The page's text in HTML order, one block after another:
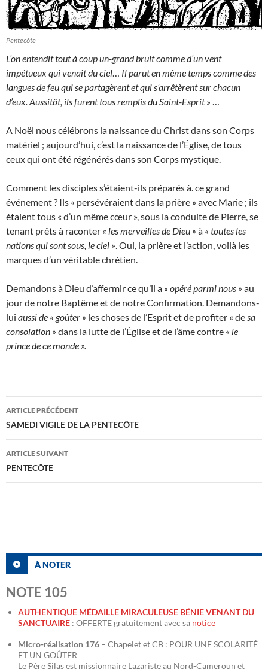
Pentecôte
L’on entendit tout à coup un-grand bruit comme d’un vent
impétueux qui venait du ciel… Il parut en même temps comme des
langues de feu qui se partagèrent et qui s’arrêtèrent sur chacun
d’eux. Aussitôt, ils furent tous remplis du Saint-Esprit » …
A Noël nous célébrons la naissance du Christ dans son Corps
matériel ; aujourd’hui, c’est la naissance de l’Église, de tous
ceux qui ont été régénérés dans son Corps mystique.
Comment les disciples s’étaient-ils préparés à. ce grand
événement ? Ils « persévéraient dans la prière » avec Marie ; ils
étaient tous « d’un même cœur », sous la conduite de Pierre, se
tenant prêts à raconter « les merveilles de Dieu » à « toutes les
nations qui sont sous, le ciel ». Oui, la prière et l’action, voilà les
marques d’un véritable chrétien.
Demandons à Dieu d’affermir ce qu’il a « opéré parmi nous » au
jour de notre Baptême et de notre Confirmation. Demandons-
lui aussi de « goûter » les choses de l’Esprit et de profiter « desa
consolation » dans la lutte de l’Église et de l’âme contre « le
prince de ce monde ».
Navigation
des
articles
ARTICLE PRÉCÉDENT
SAMEDI VIGILE DE LA PENTECÔTE
ARTICLE SUIVANT
PENTECÔTE
À NOTER
NOTE 105
AUTHENTIQUE MÉDAILLE MIRACULEUSE BÉNIE VENANT DU
SANCTUAIRE : OFFERTE gratuitement avec sa notice
Micro-réalisation 176 – Chapelet et CB : POUR UNE SCOLARITÉ
ET UN GOÛTER
Le Père Silas est missionnaire Lazariste au Nord-Cameroun et